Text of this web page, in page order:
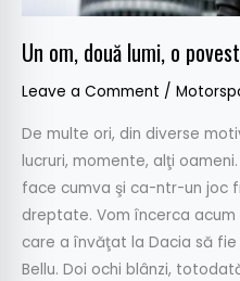
Un om, două lumi, o
Leave a Comment /
De multe ori, din diverse
lucruri, momente, alţi
face cumva şi ca-ntr-un joc
dreptate. Vom încerca
care a învăţat la Dacia să fie
Bellu. Doi ochi blânzi,